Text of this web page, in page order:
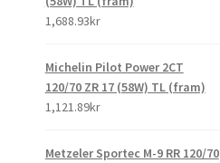
1,688.93kr
Michelin Pilot Power 2CT
120/70 ZR 17 (58W) TL (fram)
1,121.89kr
Metzeler Sportec M-9 RR 120/70